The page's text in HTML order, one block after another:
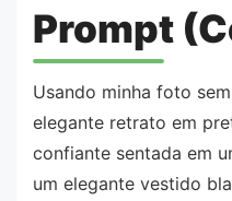
Prompt
Usando minha foto
elegante retrato em
confiante sentada em
um elegante vestido